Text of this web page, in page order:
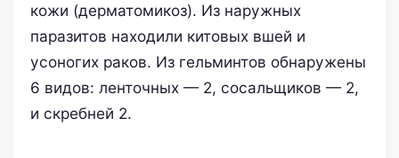
кожи (дерматомикоз). Из наружных
паразитов находили китовых вшей и
усоногих раков. Из гельминтов обнаружены
6 видов: ленточных — 2, сосальщиков — 2,
и скребней 2.